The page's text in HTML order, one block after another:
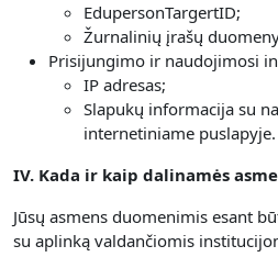
EdupersonTargertID;
Žurnalinių įrašų
Prisijungimo ir naudojimosi
IP adresas;
Slapukų informacija su
internetiniame puslapyje.
IV. Kada ir kaip dalinamės
Jūsų asmens duomenimis esant
su aplinką valdančiomis